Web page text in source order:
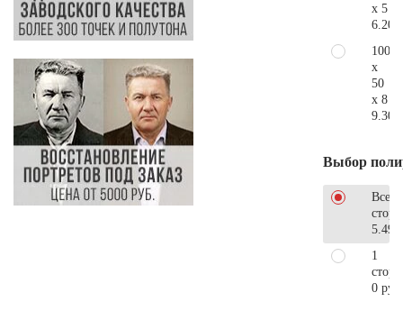
x 5
100
x
50
x 8
Выбор
Все
1
0 руб.